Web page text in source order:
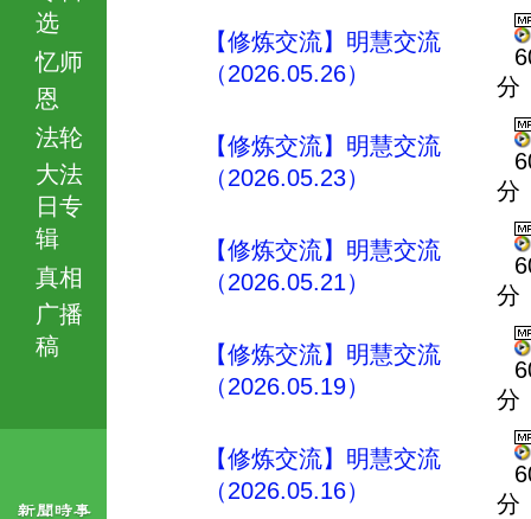
选
忆师
恩
法轮
大法
日专
辑
真相
广播
稿
【修炼交流】明慧交流
（2026.05.26）
分
【修炼交流】明慧交流
（2026.05.23）
分
【修炼交流】明慧交流
（2026.05.21）
分
【修炼交流】明慧交流
（2026.05.19）
分
【修炼交流】明慧交流
（2026.05.16）
分